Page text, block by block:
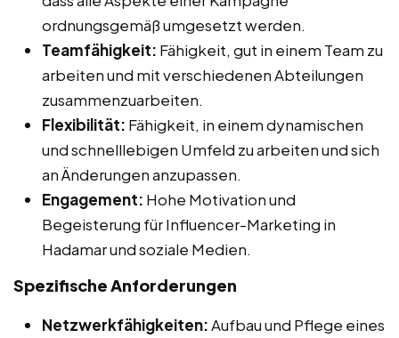
ordnungsgemäß umgesetzt werden.
Teamfähigkeit: Fähigkeit, gut in einem Team zu
arbeiten und mit verschiedenen Abteilungen
zusammenzuarbeiten.
Flexibilität: Fähigkeit, in einem dynamischen
und schnelllebigen Umfeld zu arbeiten und sich
an Änderungen anzupassen.
Engagement: Hohe Motivation und
Begeisterung für Influencer-Marketing in
Hadamar und soziale Medien.
Spezifische Anforderungen
Netzwerkfähigkeiten:Aufbau und Pflege eines